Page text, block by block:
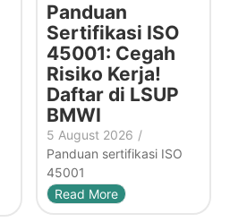
Panduan
Sertifikasi ISO
45001: Cegah
Risiko Kerja!
Daftar di LSUP
BMWI
5 August 2026 /
Panduan sertifikasi ISO
45001
Read More